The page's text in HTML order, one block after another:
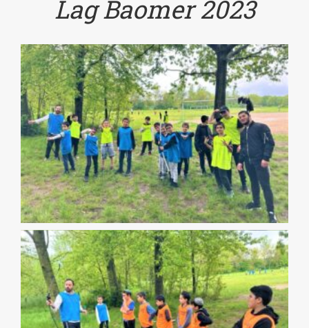
Lag Baomer 2023